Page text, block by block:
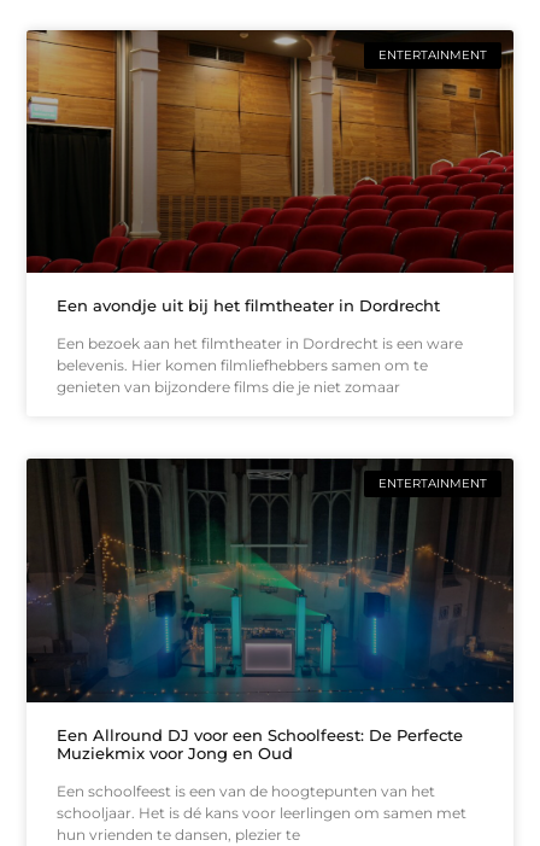
ENTERTAINMENT
Een avondje uit bij het filmtheater in Dordrecht
Een bezoek aan het filmtheater in Dordrecht is een ware
belevenis. Hier komen filmliefhebbers samen om te
genieten van bijzondere films die je niet zomaar
ENTERTAINMENT
Een Allround DJ voor een Schoolfeest: De Perfecte
Muziekmix voor Jong en Oud
Een schoolfeest is een van de hoogtepunten van het
schooljaar. Het is dé kans voor leerlingen om samen met
hun vrienden te dansen, plezier te